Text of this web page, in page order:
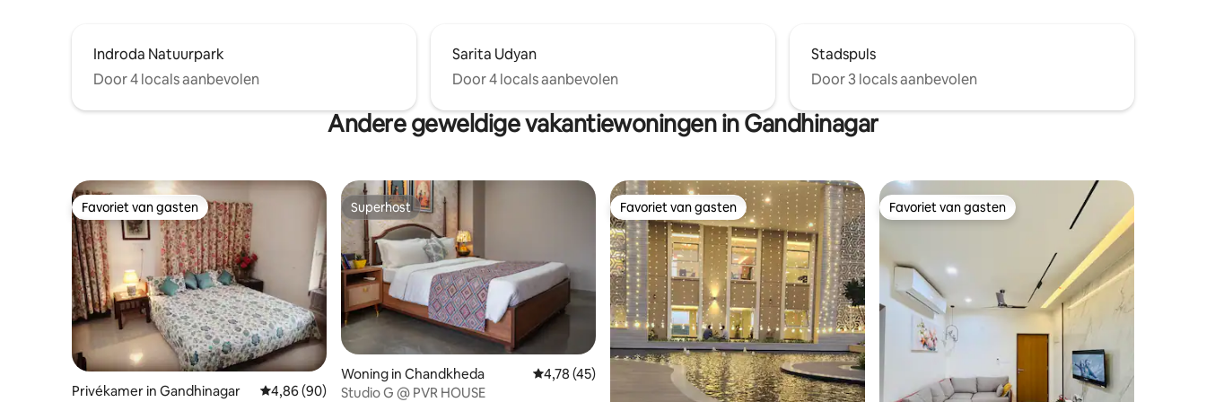
Indroda Natuurpark
Door 4 locals aanbevolen
Sarita Udyan
Door 4 locals aanbevolen
Stadspuls
Door 3 locals aanbevolen
Andere geweldige vakantiewoningen in Gandhinagar
Favoriet van gasten
Favoriet van gasten
Privékamer in Gandhinagar Gemiddelde beoordeling van 4,86 op 5, 90 recensies
4,86 (90)
Superhost
Superhost
Woning in Chandkheda Gemiddelde beoordeling van 4,78 op 5, 45 recensies
4,78 (45)
Studio G @ PVR HOUSE
Favoriet van gasten
Favoriet van gasten Favoriet van gasten
Favoriet van gasten